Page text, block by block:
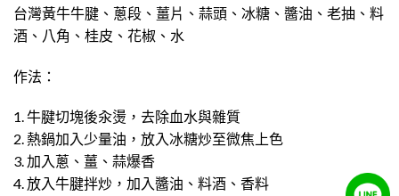
台灣黃牛牛腱、蔥段、薑片、蒜頭、冰糖、醬油、老抽、料
酒、八角、桂皮、花椒、水
作法：
1. 牛腱切塊後汆燙，去除血水與雜質
2. 熱鍋加入少量油，放入冰糖炒至微焦上色
3. 加入蔥、薑、蒜爆香
4. 放入牛腱拌炒，加入醬油、料酒、香料